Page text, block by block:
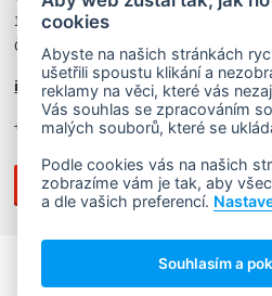
140 00 Praha 4
Česká Republika
info@czechwealth.cz
+420 226 804 571 (9–12 hod.)
Copyright © 2006 -
cookies
Abyste na našich stránkách
ušetřili spoustu klikání a
reklamy na věci, které vás
Vás souhlas se zpracováním
malých souborů, které se
Podle cookies vás na našich
zobrazíme vám je tak, aby
a dle vašich preferencí.
Souhlasím a